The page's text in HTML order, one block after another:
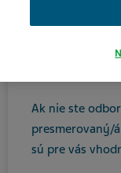
Klepnutím na
Ak nie ste
presmerovaný/
sú pre vás
Tlačiť /